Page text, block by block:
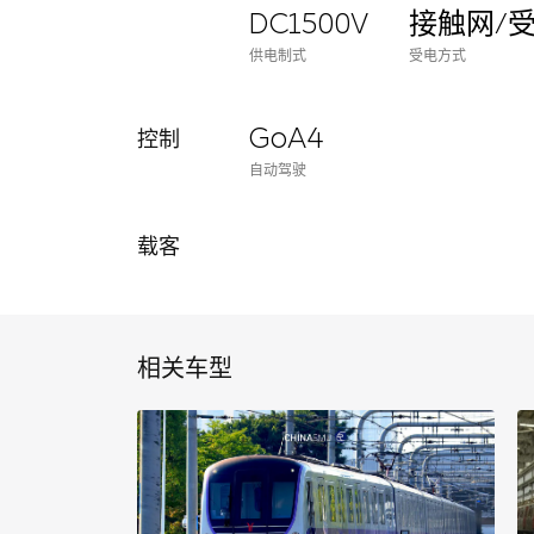
DC1500V
供电制式
接触网/
受电方式
控制 GoA4
自动驾驶
载客
相关车型